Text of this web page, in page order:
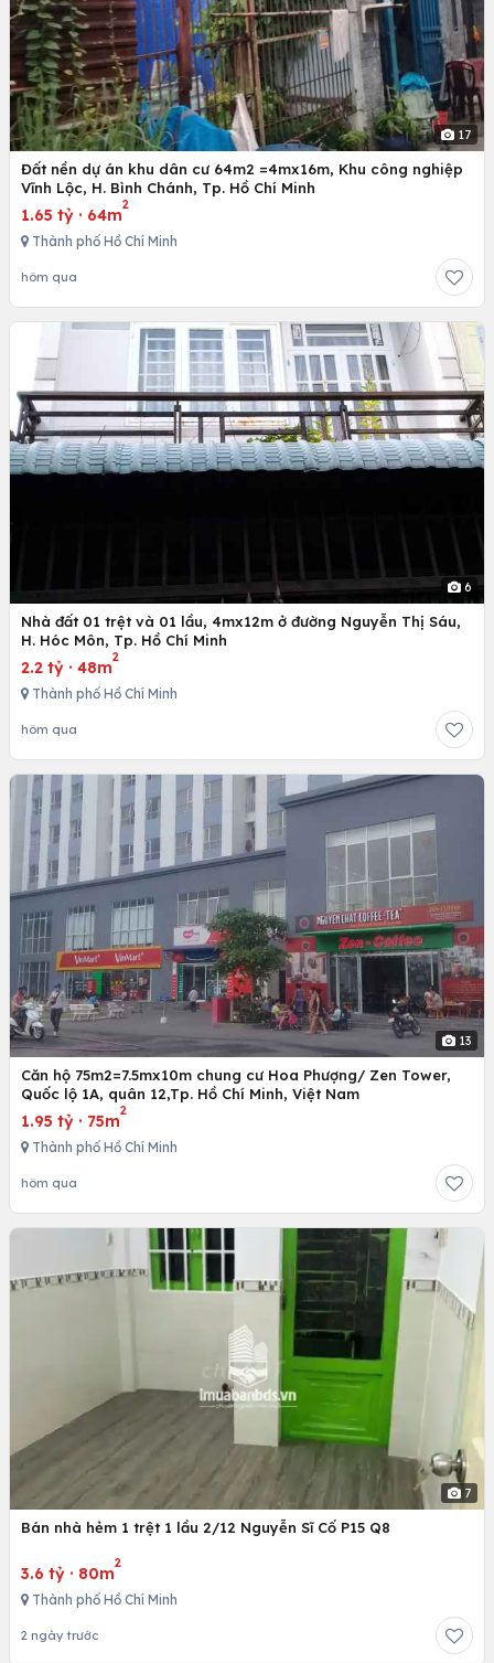
17
Đất nền dự án khu dân cư 64m2 =4mx16m, Khu công nghiệp
Vĩnh Lộc, H. Bình Chánh, Tp. Hồ Chí Minh
1.65 tỷ · 64m
2
Thành phố Hồ Chí Minh
hôm qua
6
Nhà đất 01 trệt và 01 lầu, 4mx12m ở đường Nguyễn Thị Sáu,
H. Hóc Môn, Tp. Hồ Chí Minh
2.2 tỷ · 48m
2
Thành phố Hồ Chí Minh
hôm qua
13
Căn hộ 75m2=7.5mx10m chung cư Hoa Phượng/ Zen Tower,
Quốc lộ 1A, quân 12,Tp. Hồ Chí Minh, Việt Nam
1.95 tỷ · 75m
2
Thành phố Hồ Chí Minh
hôm qua
7
Bán nhà hẻm 1 trệt 1 lầu 2/12 Nguyễn Sĩ Cố P15 Q8
3.6 tỷ · 80m
2
Thành phố Hồ Chí Minh
2 ngày trước